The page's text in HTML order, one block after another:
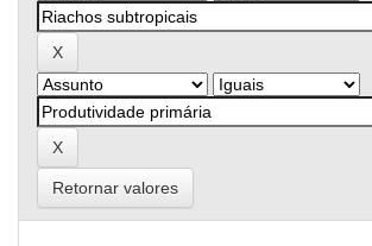
Retornar valores